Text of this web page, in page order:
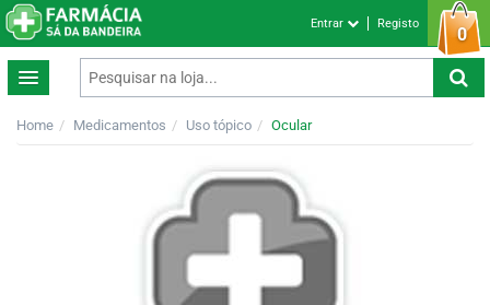
0
Entrar Registo
Home Medicamentos Uso tópico Ocular